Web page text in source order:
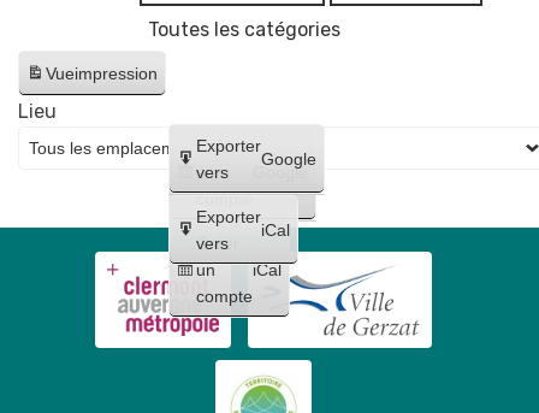
juin
Toutes les catégories
Vueimpression
Créer
un
compte
Google
Créer
un
compte
iCal
Exporter
vers
Google
Exporter
vers
iCal
Lieu